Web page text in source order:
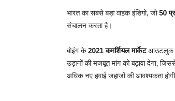
भारत का सबसे बड़ा वाहक इंडिगो, जो50
संचालन करता है।
बोइंग के2021 कमर्शियल मार्केटआउटलुक
उड़ानों की मजबूत मांग को बढ़ावा देगा,
अधिक नए हवाई जहाजों की आवश्यकता